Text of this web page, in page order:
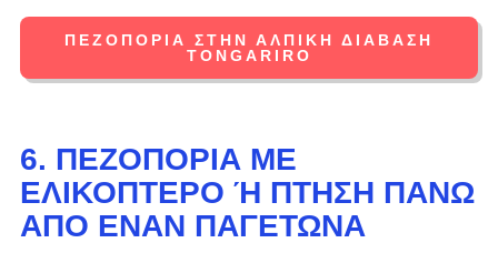
ΠΕΖΟΠΟΡΊΑ ΣΤΗΝ ΑΛΠΙΚΉ ΔΙΆΒΑΣΗ
TONGARIRO
6. ΠΕΖΟΠΟΡΊΑ ΜΕ
ΕΛΙΚΌΠΤΕΡΟ Ή ΠΤΉΣΗ ΠΆΝΩ Α
ΠΌ ΈΝΑΝ ΠΑΓΕΤΏΝΑ